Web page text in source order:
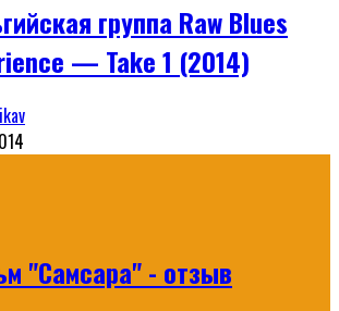
группа Raw Blues
— Take 1 (2014)
"Самсара" - отзыв